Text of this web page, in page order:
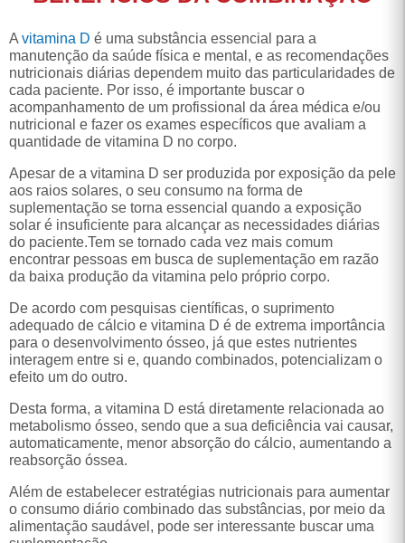
manutenção da saúde física e mental, e as recomendações
nutricionais diárias dependem muito das particularidades de
cada paciente. Por isso, é importante buscar o
acompanhamento de um profissional da área médica e/ou
nutricional e fazer os exames específicos que avaliam a
quantidade de vitamina D no corpo.
Apesar de a vitamina D ser produzida por exposição da pele
aos raios solares, o seu consumo na forma de
suplementação se torna essencial quando a exposição
solar é insuficiente para alcançar as necessidades diárias
do paciente.Tem se tornado cada vez mais comum
encontrar pessoas em busca de suplementação em razão
da baixa produção da vitamina pelo próprio corpo.
De acordo com pesquisas científicas, o suprimento
adequado de cálcio e vitamina D é de extrema importância
para o desenvolvimento ósseo, já que estes nutrientes
interagem entre si e, quando combinados, potencializam o
efeito um do outro.
Desta forma, a vitamina D está diretamente relacionada ao
metabolismo ósseo, sendo que a sua deficiência vai causar,
automaticamente, menor absorção do cálcio, aumentando a
reabsorção óssea.
Além de estabelecer estratégias nutricionais para aumentar
o consumo diário combinado das substâncias, por meio da
alimentação saudável, pode ser interessante buscar uma
suplementação.